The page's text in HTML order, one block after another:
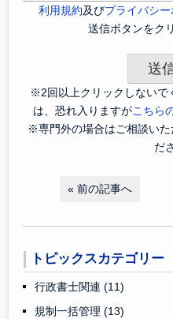
利用規約及びプライバシ
送信ボタンをク
※2回以上クリックしないで
は、恐れ入りますがこちら
※専門外の場合はご相談いた
だ
« 前の記事へ
トピックスカテゴリー
行政書士関連(11)
規制一括管理(13)